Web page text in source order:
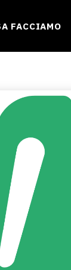
FACCIAMO